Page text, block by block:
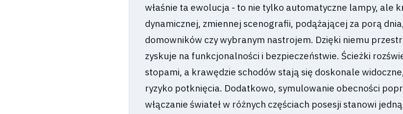
właśnie ta ewolucja - to nie tylko automatyczne lampy, ale
dynamicznej, zmiennej scenografii, podążającej za porą
domowników czy wybranym nastrojem. Dzięki niemu
zyskuje na funkcjonalności i bezpieczeństwie. Ścieżki
stopami, a krawędzie schodów stają się doskonale
ryzyko potknięcia. Dodatkowo, symulowanie obecności
włączanie świateł w różnych częściach posesji stanowi